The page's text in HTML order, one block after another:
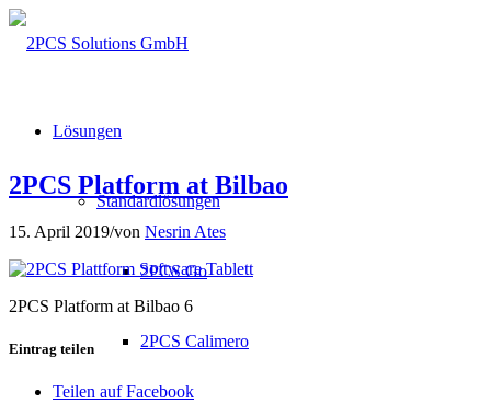
Lösungen
Standardlösungen
2PCS Go
2PCS Calimero
2PCS Platform at Bilbao
15. April 2019/von Nesrin Ates
2PCS Platform at Bilbao 6
Eintrag teilen
Teilen auf Facebook